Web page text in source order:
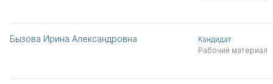
Бызова Ирина Александровна
Кандидат
Рабочий материал